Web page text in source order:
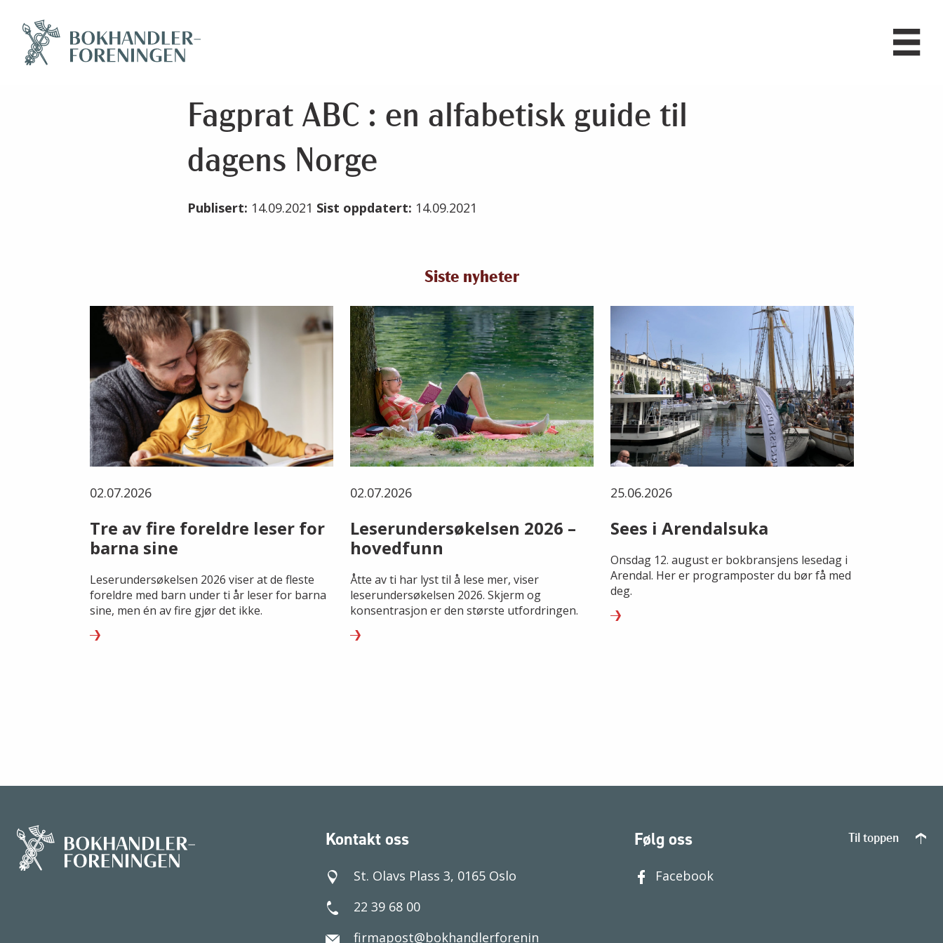
Fagprat ABC : en alfabetisk guide til
dagens Norge
Publisert: 14.09.2021 Sist oppdatert: 14.09.2021
Siste nyheter
02.07.2026
Tre av fire foreldre leser for
barna sine
Leserundersøkelsen 2026 viser at de fleste
foreldre med barn under ti år leser for barna
sine, men én av fire gjør det ikke.
02.07.2026
Leserundersøkelsen 2026 –
hovedfunn
Åtte av ti har lyst til å lese mer, viser
leserundersøkelsen 2026. Skjerm og
konsentrasjon er den største utfordringen.
25.06.2026
Sees i Arendalsuka
Onsdag 12. august er bokbransjens lesedag i
Arendal. Her er programposter du bør få med
deg.
Kontakt oss
St. Olavs Plass 3, 0165 Oslo
22 39 68 00
firmapost@bokhandlerforenin
Følg oss
Facebook
Til toppen